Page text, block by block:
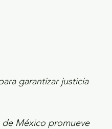
garantizar justicia
de México promueve